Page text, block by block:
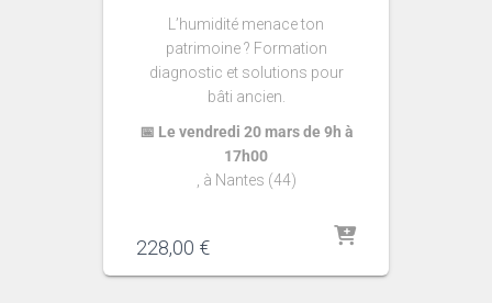
L’humidité menace ton
patrimoine ? Formation
diagnostic et solutions pour
bâti ancien.
📅 Le vendredi 20 mars de 9h à
17h00
, à Nantes (44)
228,00 €